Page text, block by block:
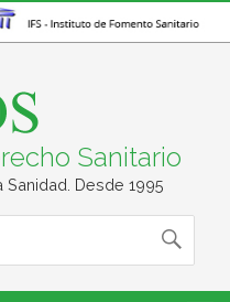
Sanitario
Desde 1995